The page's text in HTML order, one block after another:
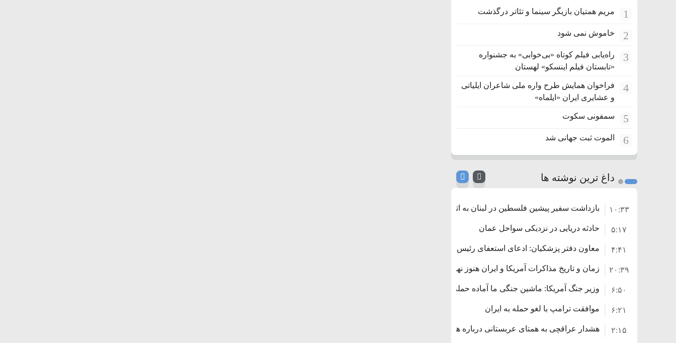
1 مریم همتیان بازیگر سینما و تئاتر درگذشت
2 خاموش نمی شود
3
راه‌یابی فیلم کوتاه «بی‌خوابی» به جشنواره
«تابستان فیلم اینسکو» لهستان
4
فراخوان همایش طرح واره ملی شاعران ایلیاتی
و عشایری ایران «ایلماه»
5 سمفونی سکوت
6 الموت ثبت جهانی شد
داغ ترین نوشته ها
بازداشت سفیر پیشین فلسطین در لبنان به اتهام فساد و اختلاس اموال ۱۰:۳۳
حادثه دریایی در نزدیکی سواحل عمان ۵:۱۷
معاون دفتر پزشکیان: ادعای استعفای رئیس‌جمهور واهی و کذب محض است ۴:۴۱
زمان و تاریخ مذاکرات آمریکا و ایران هنوز نهایی نشده است ۲۰:۳۹
وزیر جنگ آمریکا: ماشین جنگی ما آماده حمله نظامی علیه ایران است ۶:۵۰
موافقت ترامپ با لغو حمله به ایران ۶:۲۱
هشدار عراقچی به همتای عربستانی درباره همراهی با آمریکا ۲:۱۵